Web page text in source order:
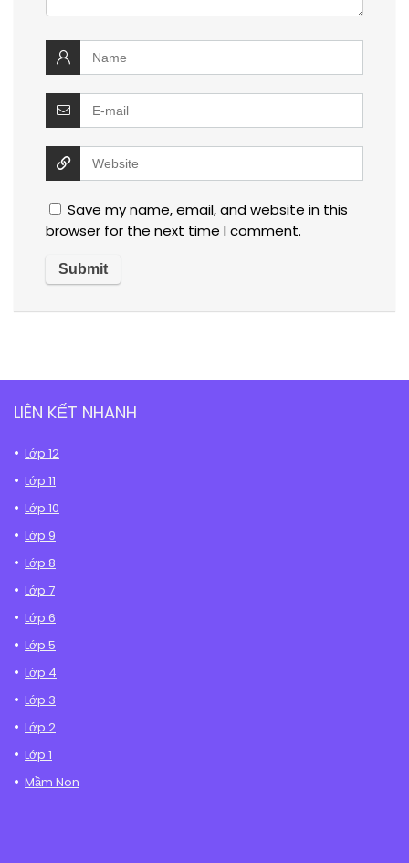
Save my name, email, and website in this
browser for the next time I comment.
LIÊN KẾT NHANH
Lớp 12
Lớp 11
Lớp 10
Lớp 9
Lớp 8
Lớp 7
Lớp 6
Lớp 5
Lớp 4
Lớp 3
Lớp 2
Lớp 1
Mầm Non